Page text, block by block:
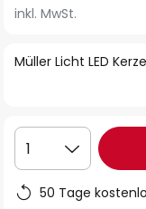
der
springen
Müller Licht LED
inkl. MwSt.
1
50 Tage